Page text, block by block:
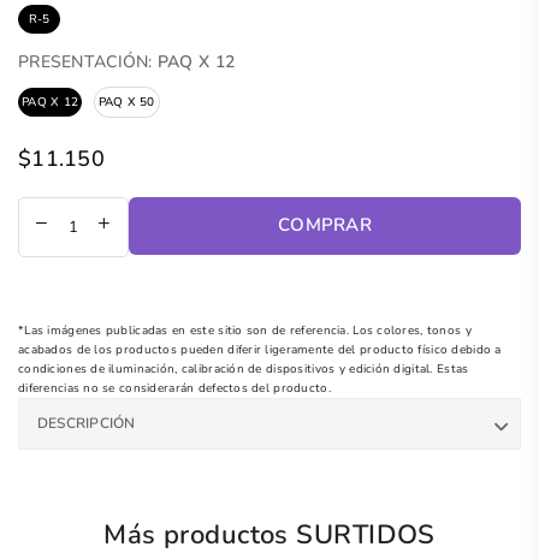
R-5
PRESENTACIÓN: PAQ X 12
PAQ X 12 PAQ X 50
Precio
regular
$11.150
COMPRAR
*Las imágenes publicadas en este sitio son de referencia. Los colores, tonos y
acabados de los productos pueden diferir ligeramente del producto físico debido a
condiciones de iluminación, calibración de dispositivos y edición digital. Estas
diferencias no se considerarán defectos del producto.
DESCRIPCIÓN
Más productos SURTIDOS